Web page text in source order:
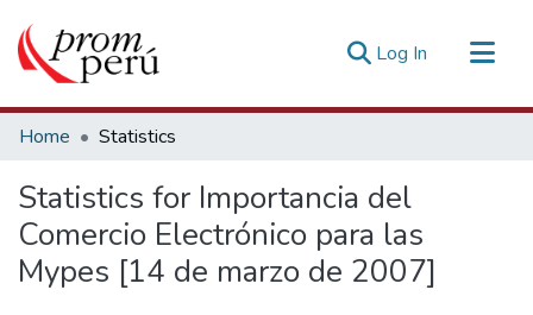
Log In (current)
Communities & Collections
Estadísticas Externas
Home Statistics
Statistics for Importancia del
Comercio Electrónico para las
Mypes [14 de marzo de 2007]